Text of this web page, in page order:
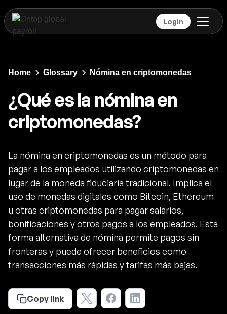
Login
Home Glossary Nómina en criptomonedas
¿Qué es la nómina en
criptomonedas?
La nómina en criptomonedas es un método para
pagar a los empleados utilizando criptomonedas en
lugar de la moneda fiduciaria tradicional. Implica el
uso de monedas digitales como Bitcoin, Ethereum
u otras criptomonedas para pagar salarios,
bonificaciones y otros pagos a los empleados. Esta
forma alternativa de nómina permite pagos sin
fronteras y puede ofrecer beneficios como
transacciones más rápidas y tarifas más bajas.
Copy link